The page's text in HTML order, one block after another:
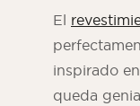
El
inspirado
queda